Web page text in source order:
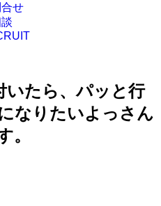
せ
いたら、パッと行
なりたいよっさん
。